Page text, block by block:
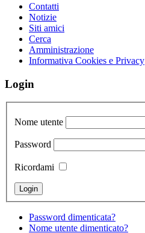
Contatti
Notizie
Siti amici
Cerca
Amministrazione
Informativa Cookies e Privacy
Login
Nome utente
Password
Ricordami
Password dimenticata?
Nome utente dimenticato?